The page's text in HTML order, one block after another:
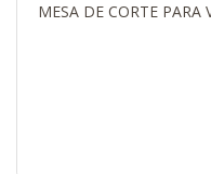
MESA DE CORTE